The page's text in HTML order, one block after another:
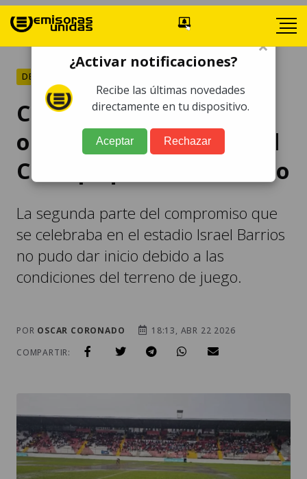
DEPORTES
Condiciones climáticas
obligan a reprogramar el
Coatepeque vs. San Pedro
La segunda parte del compromiso que
se celebraba en el estadio Israel Barrios
no pudo dar inicio debido a las
condiciones del terreno de juego.
POR OSCAR CORONADO
18:13, ABR 22 2026
COMPARTIR:
×
¿Activar notificaciones?
Recibe las últimas novedades
directamente en tu dispositivo.
Aceptar Rechazar